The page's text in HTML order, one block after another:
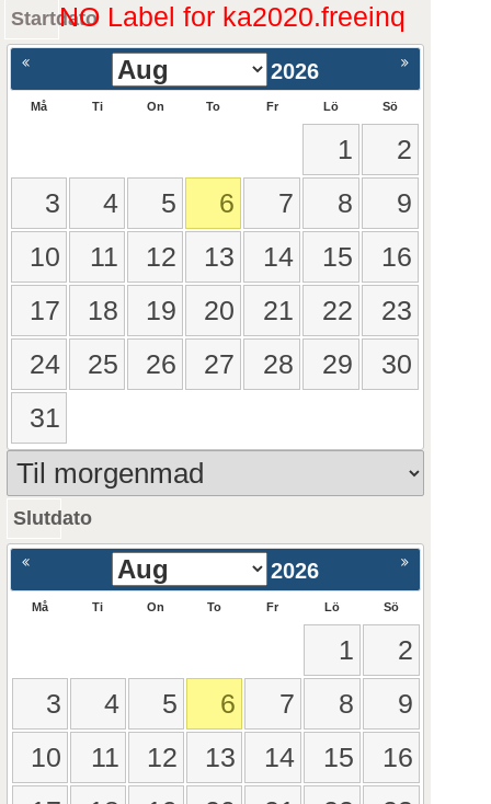
StartdatoNO Label for ka2020.freeinq
2026
Må Ti On To Fr Lö Sö
1
2
3
4 5 6 7 8
9
10
11 12 13 14 15
16
17
18 19 20 21 22
23
24
25 26 27 28 29
30
31
Slutdato
Nästa >
2026
Må Ti On To Fr Lö Sö
1
2
3
4 5 6 7 8
9
10
11 12 13 14 15
16